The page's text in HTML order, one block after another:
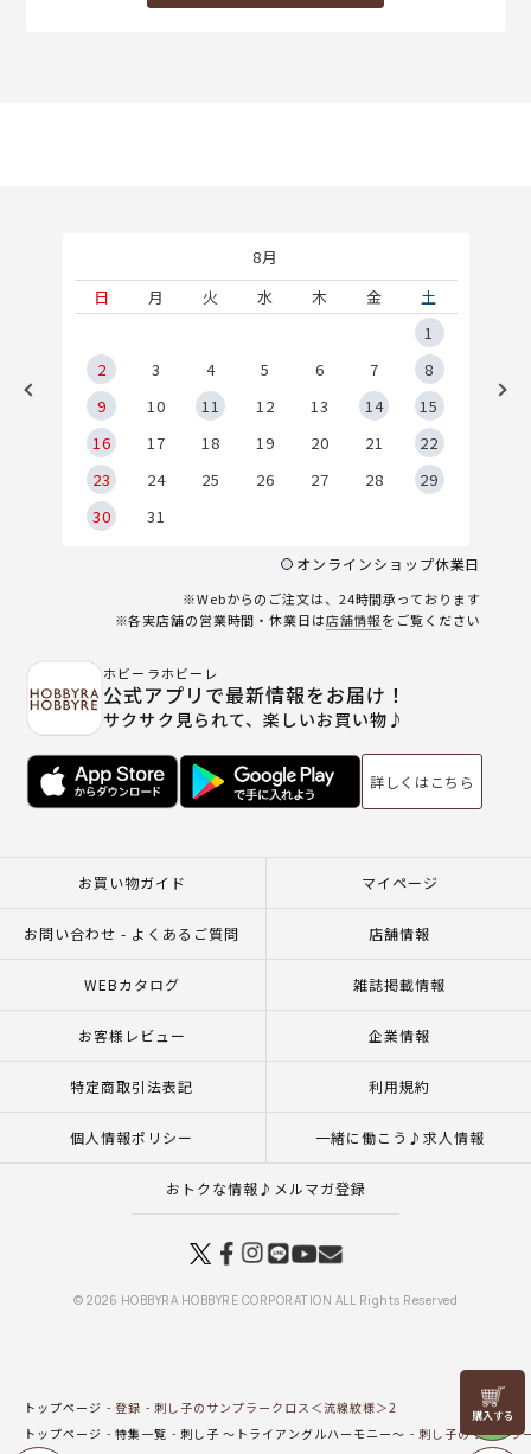
リリヤン
フェア
8月
日
月 火 水 木 金
土
1
2
3 4 5 6 7
8
9
10 11 12 13 14
15
16
17 18 19 20 21
22
23
24 25 26 27 28
29
30
31
オンラインショップ休業日
※Webからのご注文は、24時間承っております
※各実店舗の営業時間・休業日は店舗情報をご覧ください
ホビーラホビーレ
公式アプリで最新情報をお届け！
サクサク見られて、楽しいお買い物♪
詳しくはこちら
お買い物ガイド マイページ
お問い合わせ - よくあるご質問 店舗情報
WEBカタログ 雑誌掲載情報
お客様レビュー 企業情報
特定商取引法表記 利用規約
個人情報ポリシー 一緒に働こう♪求人情報
おトクな情報♪メルマガ登録
© 2026 HOBBYRA HOBBYRE CORPORATION ALL Rights Reserved
トップページ 登録
刺し子のサンプラークロス＜流線紋様＞2
トップページ
特集一覧 刺し子 ～トライアングルハーモニー～
刺し子のサンプラ